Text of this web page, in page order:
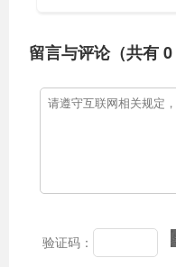
留言与评论（共有0
验证码：